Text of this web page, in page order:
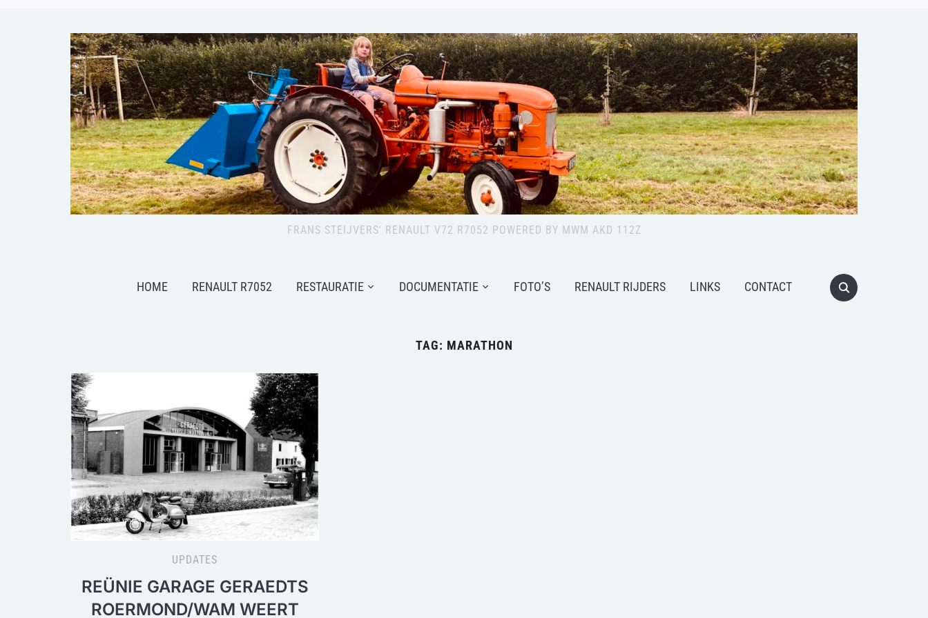
FRANS STEIJVERS' RENAULT V72 R7052 POWERED BY MWM AKD 112Z
HOME RENAULT R7052 RESTAURATIE DOCUMENTATIE FOTO’S RENAULT RIJDERS LINKS CONTACT
TAG: MARATHON
UPDATES
REÜNIE GARAGE GERAEDTS
ROERMOND/WAM WEERT